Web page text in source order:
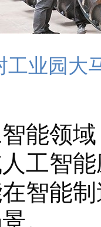
工业园大
领域
工智
智能
。